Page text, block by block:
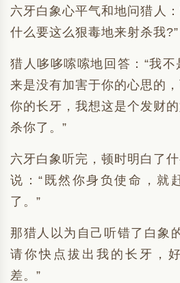
六牙白象心平气和地问猎人
什么要这么狠毒地来射杀我?”
猎人哆哆嗦嗦地回答：“我
来是没有加害于你的心思的
你的长牙，我想这是个发财
杀你了。”
六牙白象听完，顿时明白了
说：“既然你身负使命，就
了。”
那猎人以为自己听错了白象
请你快点拔出我的长牙，
差。”